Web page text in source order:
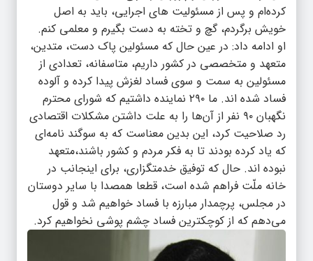
کرده‌ام و پس از مسئولیت های اجرایی، باید به اصل
خویش برگردم، گچ و تخته به دست بگیرم و معلمی کنم.
او ادامه داد: در عین حال که مسئولین پاک دست، متدین،
متعهد و متخصصی در کشور داریم، متاسفانه، تعدادی از
مسئولین به سمت و سوی فساد لغزش پیدا کرده و آلوده
فساد شده اند. ما ۲۹۰ نماینده داشتیم که شورای محترم
نگهبان ۹۰ نفر از آن‌ها را به علت داشتن مشکلات اقتصادی
رد صلاحیت کرد، این بدین معناست که به سوگند نامه‌ای
که یاد کرده بودند تا به فکر مردم و کشور باشند،متعهد
نبوده اند. حال که توفیق خدمتگزاری، برای اینجانب در
خانه ملّت فراهم شده است، قطعا همصدا با سایر دوستان
در مجلس، پرچمدار مبارزه با فساد خواهیم شد و قول
می‌دهم که از کوچکترین فساد چشم پوشی نخواهیم کرد.